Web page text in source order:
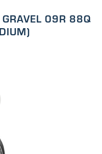
09R 88Q